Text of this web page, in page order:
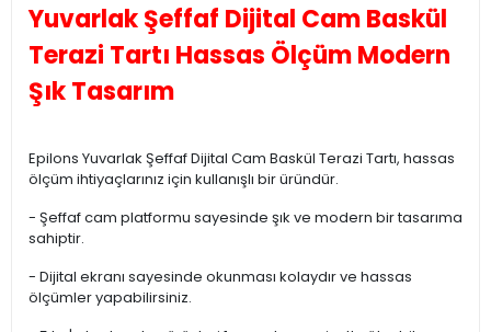
Yuvarlak Şeffaf Dijital Cam Baskül
Terazi Tartı Hassas Ölçüm Modern
Şık Tasarım
Epilons Yuvarlak Şeffaf Dijital Cam Baskül Terazi Tartı, hassas
ölçüm ihtiyaçlarınız için kullanışlı bir üründür.
- Şeffaf cam platformu sayesinde şık ve modern bir tasarıma
sahiptir.
- Dijital ekranı sayesinde okunması kolaydır ve hassas
ölçümler yapabilirsiniz.